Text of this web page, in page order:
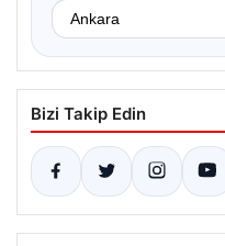
Bizi Takip Edin